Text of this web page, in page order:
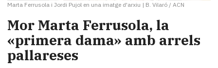
Marta Ferrusola i Jordi Pujol en una imatge d'arxiu | B. Vilaró / ACN
Mor Marta Ferrusola, la
«primera dama» amb arrels
pallareses